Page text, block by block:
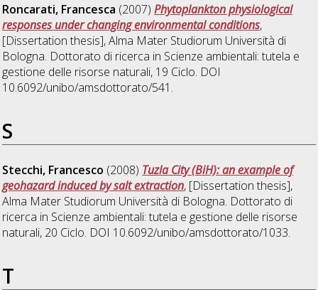
Roncarati, Francesca (2007)Phytoplankton physiological
responses under changing environmental conditions,
[Dissertation thesis], Alma Mater Studiorum Università di
Bologna. Dottorato di ricerca in Scienze ambientali: tutela e
gestione delle risorse naturali, 19 Ciclo. DOI
10.6092/unibo/amsdottorato/541.
S
Stecchi, Francesco (2008) Tuzla City (BiH): an example of
geohazard induced by salt extraction, [Dissertation thesis],
Alma Mater Studiorum Università di Bologna. Dottorato di
ricerca in Scienze ambientali: tutela e gestione delle risorse
naturali, 20 Ciclo. DOI 10.6092/unibo/amsdottorato/1033.
T